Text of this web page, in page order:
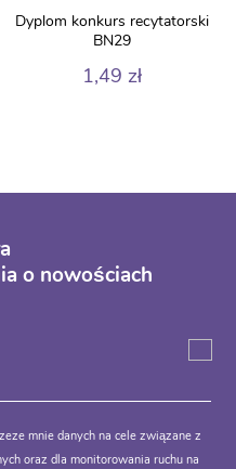
Dyplom konkurs recytatorski
BN29
1,49 zł
o nowościach
mnie danych na cele związane z
oraz dla monitorowania ruchu na